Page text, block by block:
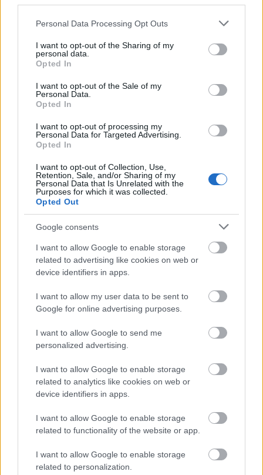
Please note that this website/app uses one or more Google
not limited to your visit or usage behaviour. You may click to
grant or deny consent to Google and its third-party tags to
use your data for below specified purposes in below Google
consent section.
Personal Data Processing Opt Outs
I want to opt-out of the Sharing of my
personal data.
Opted In
I want to opt-out of the Sale of my
Personal Data.
Opted In
I want to opt-out of processing my
Personal Data for Targeted Advertising.
Opted In
I want to opt-out of Collection, Use,
Retention, Sale, and/or Sharing of my
Personal Data that Is Unrelated with the
Purposes for which it was collected.
Opted Out
Google consents
I want to allow Google to enable storage
related to advertising like cookies on web or
device identifiers in apps.
I want to allow my user data to be sent to
Google for online advertising purposes.
I want to allow Google to send me
personalized advertising.
I want to allow Google to enable storage
related to analytics like cookies on web or
device identifiers in apps.
I want to allow Google to enable storage
related to functionality of the website or app.
I want to allow Google to enable storage
related to personalization.
M1 bővítés: már zajlik a teljesen új
Új gyalogosátkelők és jelzőlámpás
Hódmezővásárhely jó hírű református
iskoláját
Látványos építési szakasz indult be a
Flórián téri felüljárón
HÍRLEVÉL
E-mail cím
Feliratkozom a hírlevélre és elfogadom az
adatvédelmi
FELIRATKOZÁS